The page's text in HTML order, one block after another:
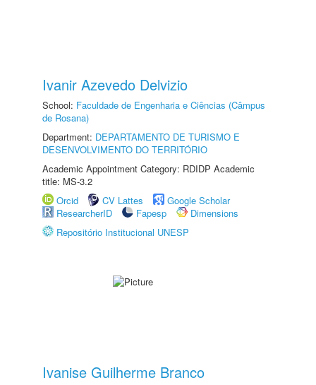
Ivanir Azevedo Delvizio
School: Faculdade de Engenharia e Ciências (Câmpus
de Rosana)
Department: DEPARTAMENTO DE TURISMO E
DESENVOLVIMENTO DO TERRITÓRIO
Academic Appointment Category: RDIDP Academic
title: MS-3.2
Orcid
CV Lattes
Google Scholar
ResearcherID
Fapesp
Dimensions
Repositório Institucional UNESP
Ivanise Guilherme Branco